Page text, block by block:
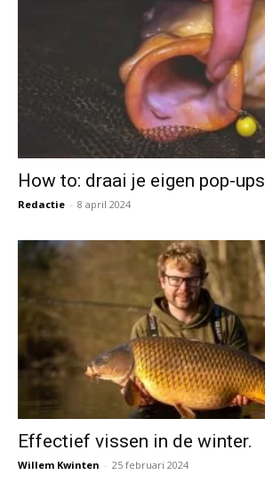
How to: draai je eigen pop-ups
Redactie - 8 april 2024
Effectief vissen in de winter.
Willem Kwinten - 25 februari 2024